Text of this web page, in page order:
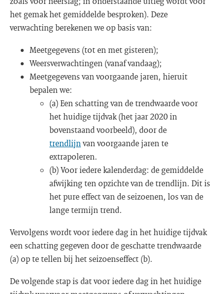
het gemak het gemiddelde besproken). Deze
verwachting berekenen we op basis van:
Meetgegevens (tot en met gisteren);
Weersverwachtingen (vanaf vandaag);
Meetgegevens van voorgaande jaren, hieruit
bepalen we:
(a) Een schatting van de trendwaarde voor
het huidige tijdvak (het jaar 2020 in
bovenstaand voorbeeld), door de
trendlijnvan voorgaande jaren te
extrapoleren.
(b) Voor iedere kalenderdag: de gemiddelde
afwijking ten opzichte van de trendlijn. Dit is
het pure effect van de seizoenen, los van de
lange termijn trend.
Vervolgens wordt voor iedere dag in het huidige tijdvak
een schatting gegeven door de geschatte trendwaarde
(a) op te tellen bij het seizoenseffect (b).
De volgende stap is dat voor iedere dag in het huidige